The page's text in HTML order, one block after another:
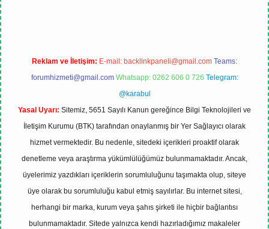
Reklam ve İletişim: E-mail: backlinkpaneli@gmail.com Teams:
forumhizmeti@gmail.com Whatsapp: 0262 606 0 726 Telegram:
@karabul
Yasal Uyarı: Sitemiz, 5651 Sayılı Kanun gereğince Bilgi Teknolojileri ve
İletişim Kurumu (BTK) tarafından onaylanmış bir Yer Sağlayıcı olarak
hizmet vermektedir. Bu nedenle, sitedeki içerikleri proaktif olarak
denetleme veya araştırma yükümlülüğümüz bulunmamaktadır. Ancak,
üyelerimiz yazdıkları içeriklerin sorumluluğunu taşımakta olup, siteye
üye olarak bu sorumluluğu kabul etmiş sayılırlar. Bu internet sitesi,
herhangi bir marka, kurum veya şahıs şirketi ile hiçbir bağlantısı
bulunmamaktadır. Sitede yalnızca kendi hazırladığımız makaleler